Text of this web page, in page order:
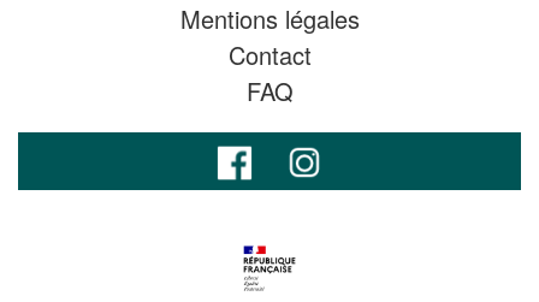
Mentions légales
Contact
FAQ